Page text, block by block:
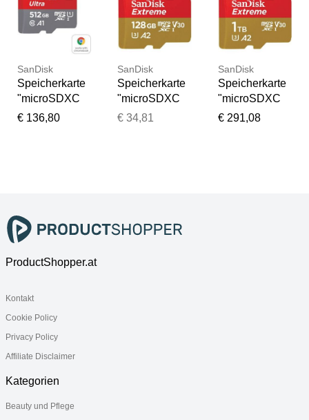
Speicherkarte
Speicherkarte
Speicherkarte
Speicherkarte
SanDisk
Speicherkarte
"microSDXC
Ultra, + SD-
€ 136,80
SanDisk
Speicherkarte
"microSDXC
Extreme", rot
€ 34,81
SanDisk
Speicherkarte
"microSDXC
Extreme", rot
€ 291,08
ProductShopper.at
Kontakt
Cookie Policy
Privacy Policy
Affiliate Disclaimer
Kategorien
Beauty und Pflege